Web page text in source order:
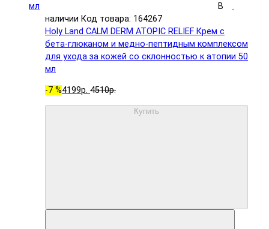
В
наличии Код товара: 164267
Holy Land CALM DERM ATOPIC RELIEF Крем с
бета-глюканом и медно-пептидным комплексом
для ухода за кожей со склонностью к атопии 50
мл
-7 %4199р. 4510р.
Купить